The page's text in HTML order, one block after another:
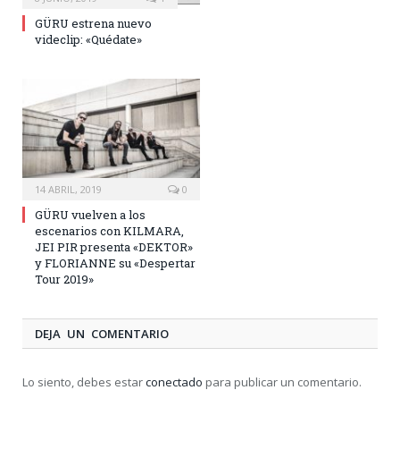
GÜRU estrena nuevo
videclip: «Quédate»
14 ABRIL, 2019 0
GÜRU vuelven a los
escenarios con KILMARA,
JEI PIR presenta «DEKTOR»
y FLORIANNE su «Despertar
Tour 2019»
DEJA UN COMENTARIO
Lo siento, debes estarconectado para publicar un comentario.